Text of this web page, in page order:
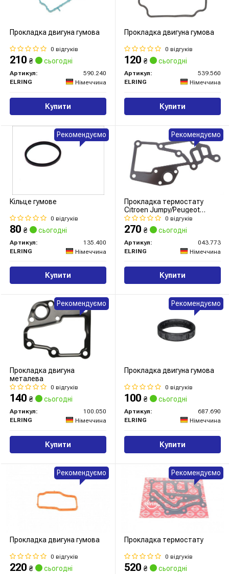
Прокладка двигуна гумова
0 відгуків
210 ₴ сьогодні
Артикул:
590.240
ELRING
Німеччина
Купити
Прокладка двигуна гумова
0 відгуків
120 ₴ сьогодні
Артикул:
539.560
ELRING
Німеччина
Купити
Кільце гумове
0 відгуків
80 ₴ сьогодні
Артикул:
135.400
ELRING
Німеччина
Купити
Рекомендуємо
Прокладка термостату
Citroen Jumpy/Peugeot
Expert
0 відгуків
270 ₴ сьогодні
Артикул:
043.773
ELRING
Німеччина
Купити
Рекомендуємо
Прокладка двигуна
металева
0 відгуків
140 ₴ сьогодні
Артикул:
100.050
ELRING
Німеччина
Купити
Рекомендуємо
Прокладка двигуна гумова
0 відгуків
100 ₴ сьогодні
Артикул:
687.690
ELRING
Німеччина
Купити
Рекомендуємо
Прокладка двигуна гумова
0 відгуків
220 ₴ сьогодні
Рекомендуємо
Прокладка термостату
0 відгуків
520 ₴ сьогодні
Рекомендуємо